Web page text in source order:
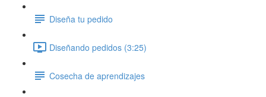
Diseña tu pedido
Diseñando pedidos (3:25)
Cosecha de aprendizajes